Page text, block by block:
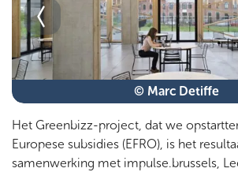
© Marc Detiffe
Het Greenbizz-project, dat we
Europese subsidies (EFRO), is het
samenwerking met impulse.brussels,